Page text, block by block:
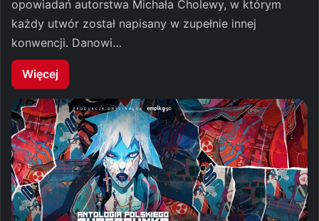
opowiadań autorstwa Michała Cholewy, w którym
każdy utwór został napisany w zupełnie innej
konwencji. Danowi…
Więcej